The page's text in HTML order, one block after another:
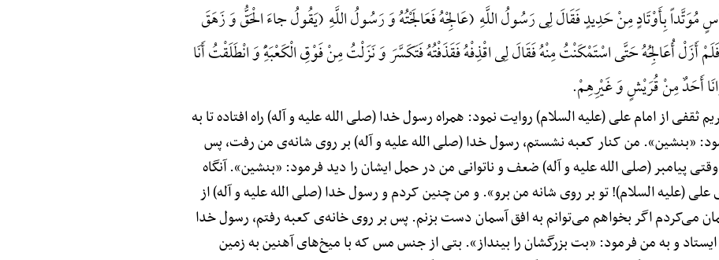
بِأَوْتَادٍ مِنْ حَدِیدٍ فَقَالَ لِی رَسُولُ اللَّهِ (عَالِجْهُ فَعَالَجْتُهُ وَ رَسُولُ اللَّهِ (یَقُولُ جاءَ الْحَقُّ وَ زَهَقَ
أَزَلْ أُعَالِجُهُ حَتَّی اسْتَمْکَنْتُ مِنْهُ فَقَالَ لِی اقْذِفْهُ فَقَذَفْتُهُ فَتَکَسَّرَ وَ نَزَلْتُ مِنْ فَوْقِ الْکَعْبَهًِْ وَ انْطَلَقْتُ أَنَا
أَحَدٌ مِنْ قُرَیْشٍ وَ غَیْرِهِمْ.
ثقفی از امام علی (علیه السلام) روایت نمود: همراه رسول خدا (صلی الله علیه و آله) راه افتاده تا به
«بنشین». من کنار کعبه نشستم، رسول خدا (صلی الله علیه و آله) بر روی شانه‌ی من رفت، پس
پیامبر (صلی الله علیه و آله) ضعف و ناتوانی من در حمل ایشان را دید فرمود: «بنشین». آنگاه
علی (علیه السلام)! تو بر روی شانه من برو». و من چنین کردم و رسول خدا (صلی الله علیه و آله) از
می‌کردم اگر بخواهم می‌توانم به افق آسمان دست بزنم. پس بر روی خانه‌ی کعبه رفتم، رسول خدا
و به من فرمود: «بت بزرگشان را بینداز». بتی از جنس مس که با میخ‌های آهنین به زمین